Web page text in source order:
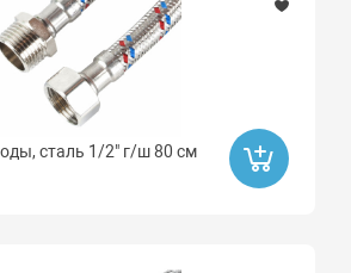
сталь 1/2" г/ш 80 см